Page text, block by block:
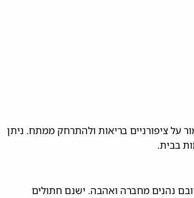
על ציפורניים בריאות ולהתרחק ממתח. ניתן
בבית.
נהנים מחברה ואהבה. ישנם חתולים